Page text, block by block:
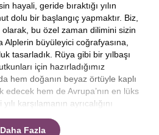
hayali, geride bıraktığı yılın
dolu bir başlangıç yapmaktır. Biz,
bu özel zaman dilimini sizin
Alplerin büyüleyici coğrafyasına,
tasarladık. Rüya gibi bir yılbaşı
için hazırladığımız
hem doğanın beyaz örtüyle kaplı
edecek hem de Avrupa’nın en lüks
karşılamanın ayrıcalığını
sizlere sadece bir tur değil,
Daha Fazla